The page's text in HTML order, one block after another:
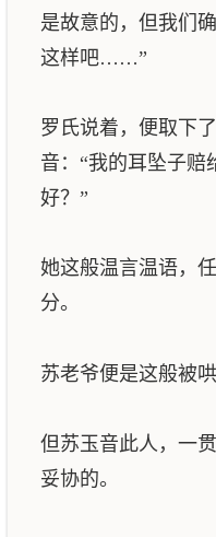
是故意的，但我们
这样吧……”
罗氏说着，便取下
音：“我的耳坠子赔
好？”
她这般温言温语，
分。
苏老爷便是这般被哄
但苏玉音此人，一
妥协的。